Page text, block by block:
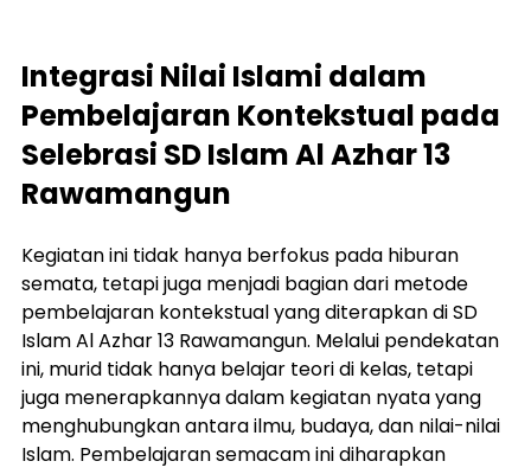
Integrasi Nilai Islami dalam
Pembelajaran Kontekstual pada
Selebrasi SD Islam Al Azhar 13
Rawamangun
Kegiatan ini tidak hanya berfokus pada hiburan
semata, tetapi juga menjadi bagian dari metode
pembelajaran kontekstual yang diterapkan di SD
Islam Al Azhar 13 Rawamangun. Melalui pendekatan
ini, murid tidak hanya belajar teori di kelas, tetapi
juga menerapkannya dalam kegiatan nyata yang
menghubungkan antara ilmu, budaya, dan nilai-nilai
Islam. Pembelajaran semacam ini diharapkan